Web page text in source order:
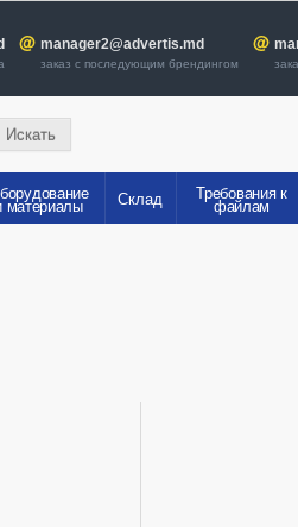
@ manager2@advertis.md
заказ с последующим брендингом
@
Искать
материалы Склад Требования к
файлам